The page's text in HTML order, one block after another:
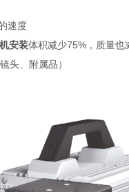
速度
安装体积减少75%，质量也减
、附属品）